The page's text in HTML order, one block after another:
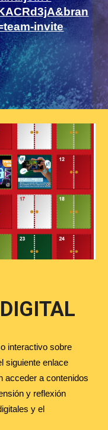
invite
interactivo sobre
siguiente enlace
acceder a contenidos
y reflexión
y el